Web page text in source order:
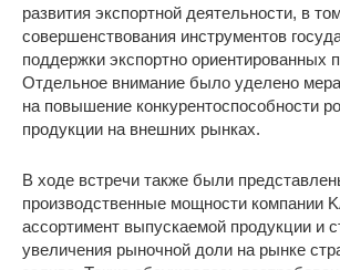
развития экспортной деятельности, в
совершенствования инструментов
поддержки экспортно ориентированных
Отдельное внимание было уделено
на повышение конкурентоспособности
продукции на внешних рынках.
В ходе встречи также были
производственные мощности компании
ассортимент выпускаемой продукции и
увеличения рыночной доли на рынке